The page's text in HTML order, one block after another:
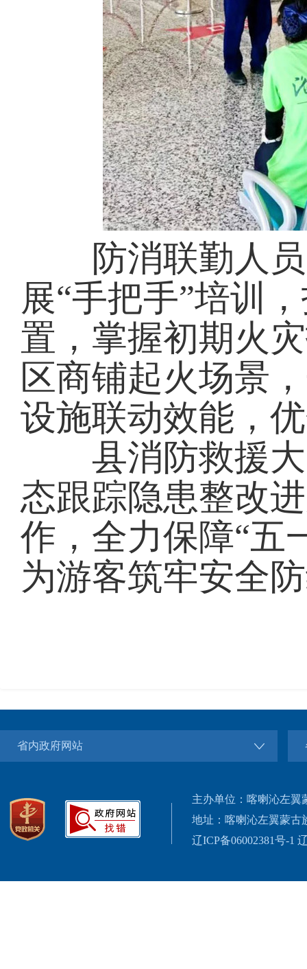
防消联勤人员
展“手把手”培训
置，掌握初期火
区商铺起火场景
设施联动效能，
县消防救援大
态跟踪隐患整改
作，全力保障“五
为游客筑牢安全
省内政府网站
主办单位：喀喇沁左翼
地址：喀喇沁左翼蒙古
辽ICP备06002381号-1